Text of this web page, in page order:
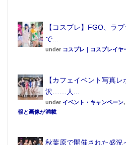
【コスプレ】FGO、ラ
で...
under コスプレ｜コスプレイヤ
【カフェイベント写真
沢……人...
under イベント・キャンペーン,
報と画像が満載
秋葉原で開催された盛